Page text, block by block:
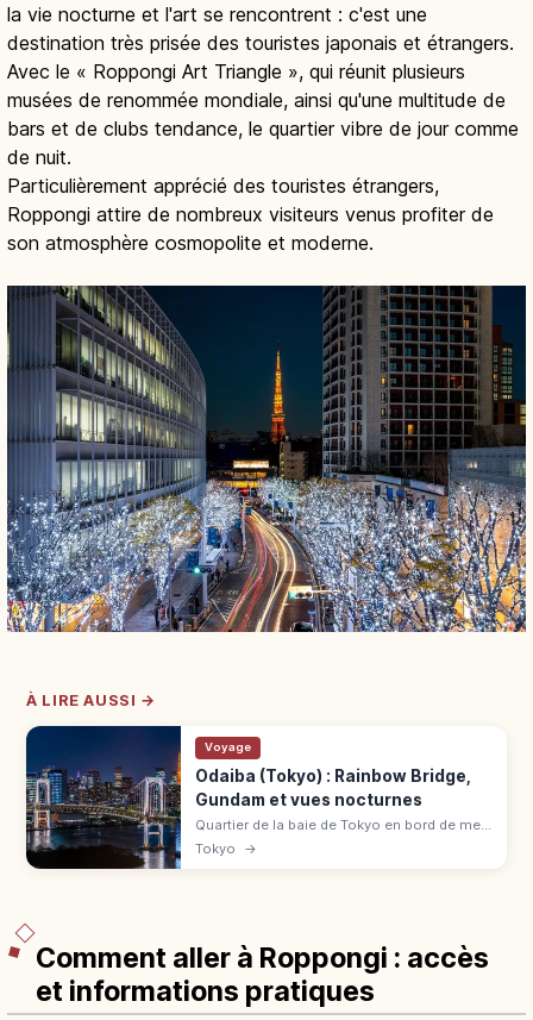
la vie nocturne et l'art se rencontrent : c'est une
destination très prisée des touristes japonais et étrangers.
Avec le « Roppongi Art Triangle », qui réunit plusieurs
musées de renommée mondiale, ainsi qu'une multitude de
bars et de clubs tendance, le quartier vibre de jour comme
de nuit.
Particulièrement apprécié des touristes étrangers,
Roppongi attire de nombreux visiteurs venus profiter de
son atmosphère cosmopolite et moderne.
À LIRE AUSSI →
Voyage
Odaiba (Tokyo) : Rainbow Bridge,
Gundam et vues nocturnes
Quartier de la baie de Tokyo en bord de mer :
Rainbow Bridge (promenade piétonne 1,7
km), statue Unicorn Gundam à DiverCity,
Tokyo →
Comment aller à Roppongi : accès
et informations pratiques